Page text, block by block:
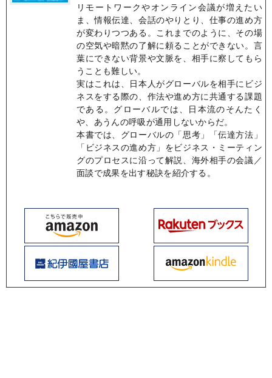
リモートワークやオンライン会議が増えたい
ま、情報伝達、会話のやりとり、仕事の進め方
が変わりつつある。これまでのように、その場
の空気や暗黙の了解に頼ることができない。言
葉にできない背景や文脈を、相手に察してもら
うことも難しい。
実はこれは、日本人がグローバルを相手にビジ
ネスをする際の、作法や進め方に共通する課題
である。グローバルでは、日本流のそんたく
や、あうんの呼吸が通用しないからだ。
本書では、グローバルの「思考」「伝達方法」
「ビジネスの進め方」をビジネス・ミーティン
グのプロセスに沿って解説、海外相手の会議／
面談で成果を出す秘訣を紹介する。